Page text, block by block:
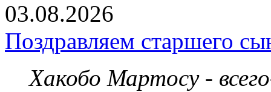
03.08.2026
Поздравляем старшего
Хакобо Мартосу -